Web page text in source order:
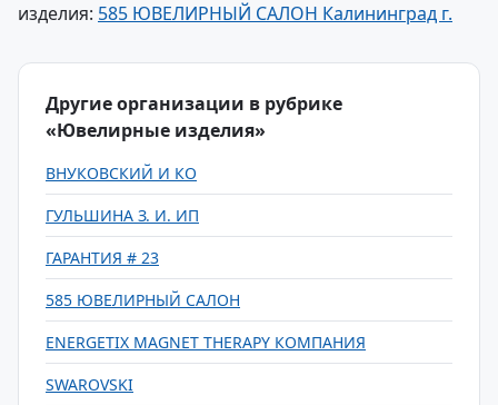
изделия: 585 ЮВЕЛИРНЫЙ САЛОН Калининград г.
Другие организации в рубрике
«Ювелирные изделия»
ВНУКОВСКИЙ И КО
ГУЛЬШИНА З. И. ИП
ГАРАНТИЯ # 23
585 ЮВЕЛИРНЫЙ САЛОН
ENERGETIX MAGNET THERAPY КОМПАНИЯ
SWAROVSKI